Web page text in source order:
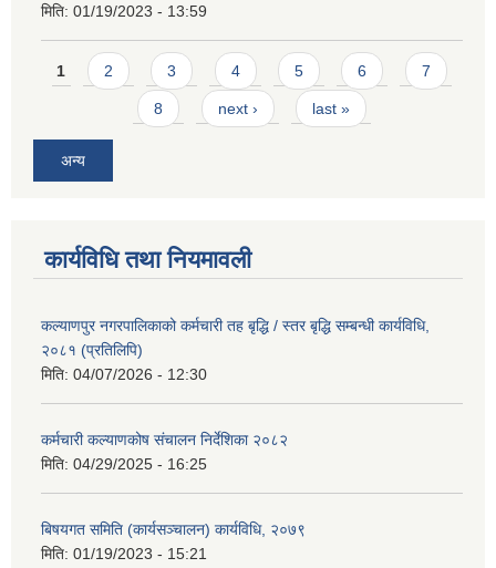
मिति: 01/19/2023 - 13:59
Pages
1 2 3 4 5 6 7
8 next › last »
अन्य
कार्यविधि तथा नियमावली
कल्याणपुर नगरपालिकाको कर्मचारी तह बृद्धि / स्तर बृद्धि सम्बन्धी कार्यविधि,
२०८१ (प्रतिलिपि)
मिति: 04/07/2026 - 12:30
कर्मचारी कल्याणकोष संचालन निर्देशिका २०८२
मिति: 04/29/2025 - 16:25
बिषयगत समिति (कार्यसञ्चालन) कार्यविधि, २०७९
मिति: 01/19/2023 - 15:21